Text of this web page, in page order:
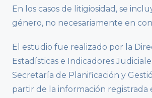
En los casos de litigiosidad, se
género, no necesariamente en
El estudio fue realizado por la
Estadísticas e Indicadores
Secretaría de Planificación y
partir de la información registrada